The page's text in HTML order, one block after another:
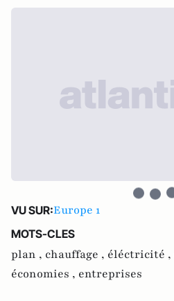
VU SUR:Europe 1
MOTS-CLES
plan , chauffage , éléctricité ,
économies , entreprises